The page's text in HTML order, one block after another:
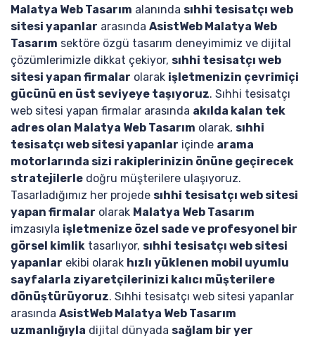
Malatya Web Tasarım alanında sıhhi tesisatçı web
sitesi yapanlar arasında AsistWeb Malatya Web
Tasarım sektöre özgü tasarım deneyimimiz ve dijital
çözümlerimizle dikkat çekiyor, sıhhi tesisatçı web
sitesi yapan firmalar olarak işletmenizin çevrimiçi
gücünü en üst seviyeye taşıyoruz. Sıhhi tesisatçı
web sitesi yapan firmalar arasında akılda kalan tek
adres olan Malatya Web Tasarım olarak, sıhhi
tesisatçı web sitesi yapanlar içinde arama
motorlarında sizi rakiplerinizin önüne geçirecek
stratejilerle doğru müşterilere ulaşıyoruz.
Tasarladığımız her projede sıhhi tesisatçı web sitesi
yapan firmalar olarak Malatya Web Tasarım
imzasıyla işletmenize özel sade ve profesyonel bir
görsel kimlik tasarlıyor, sıhhi tesisatçı web sitesi
yapanlar ekibi olarak hızlı yüklenen mobil uyumlu
sayfalarla ziyaretçilerinizi kalıcı müşterilere
dönüştürüyoruz. Sıhhi tesisatçı web sitesi yapanlar
arasında AsistWeb Malatya Web Tasarım
uzmanlığıyla dijital dünyada sağlam bir yer